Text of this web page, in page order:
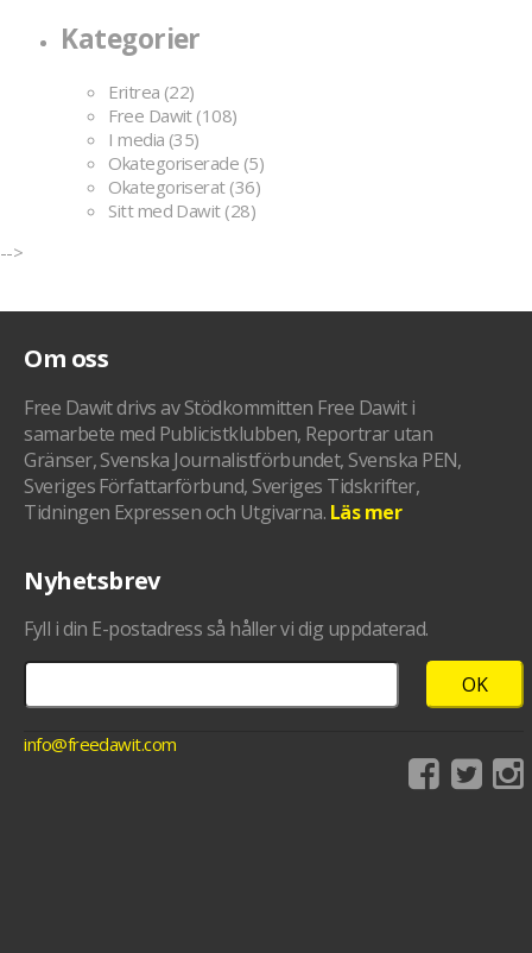
Kategorier
Eritrea (22)
Free Dawit(108)
I media (35)
Okategoriserade (5)
Okategoriserat(36)
Sitt med Dawit(28)
-->
Om oss
Free Dawit drivs av Stödkommitten Free Dawit i
samarbete med Publicistklubben, Reportrar utan
Gränser, Svenska Journalistförbundet, Svenska PEN,
Sveriges Författarförbund, Sveriges Tidskrifter,
Tidningen Expressen och Utgivarna. Läs mer
Nyhetsbrev
Fyll i din E-postadress så håller vi dig uppdaterad.
info@freedawit.com